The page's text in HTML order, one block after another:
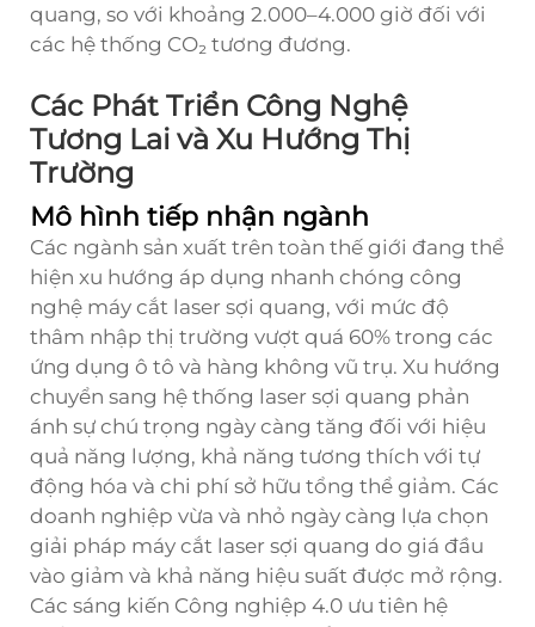
quang, so với khoảng 2.000–4.000 giờ đối với
các hệ thống CO₂ tương đương.
Các Phát Triển Công Nghệ
Tương Lai và Xu Hướng Thị
Trường
Mô hình tiếp nhận ngành
Các ngành sản xuất trên toàn thế giới đang thể
hiện xu hướng áp dụng nhanh chóng công
nghệ máy cắt laser sợi quang, với mức độ
thâm nhập thị trường vượt quá 60% trong các
ứng dụng ô tô và hàng không vũ trụ. Xu hướng
chuyển sang hệ thống laser sợi quang phản
ánh sự chú trọng ngày càng tăng đối với hiệu
quả năng lượng, khả năng tương thích với tự
động hóa và chi phí sở hữu tổng thể giảm. Các
doanh nghiệp vừa và nhỏ ngày càng lựa chọn
giải pháp máy cắt laser sợi quang do giá đầu
vào giảm và khả năng hiệu suất được mở rộng.
Các sáng kiến Công nghiệp 4.0 ưu tiên hệ